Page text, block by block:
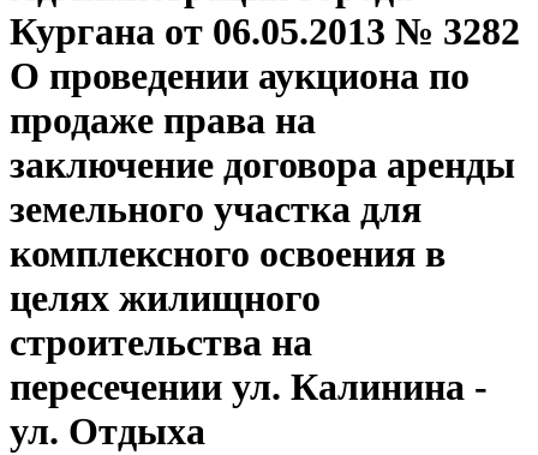
Кургана от 06.05.2013 № 3282
О проведении аукциона по
продаже права на
заключение договора аренды
земельного участка для
комплексного освоения в
целях жилищного
строительства на
пересечении ул. Калинина -
ул. Отдыха